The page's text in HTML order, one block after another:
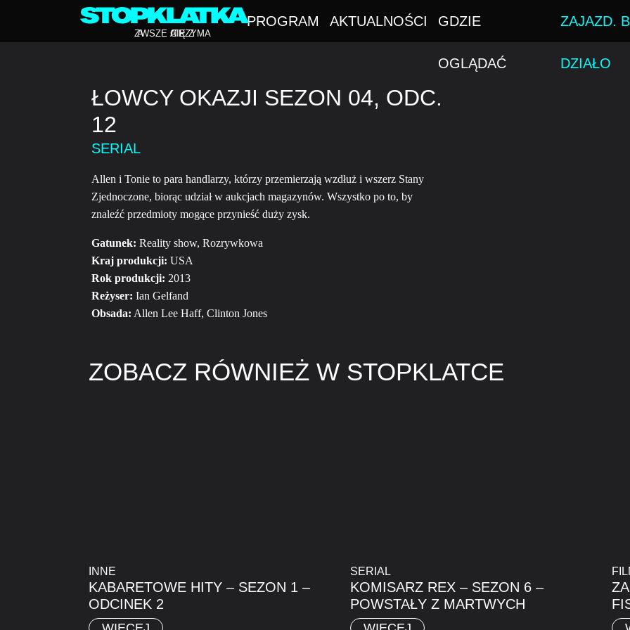
ZAWSZE CIĘ Z
ATRZYMA
PROGRAM AKTUALNOŚCI GDZIE
OGLĄDAĆ
ZAJAZD.
DZIAŁO
ŁOWCY OKAZJI SEZON 04, ODC.
12
SERIAL
Allen i Tonie to para handlarzy, którzy przemierzają wzdłuż i wszerz Stany
Zjednoczone, biorąc udział w aukcjach magazynów. Wszystko po to, by
znaleźć przedmioty mogące przynieść duży zysk.
Gatunek: Reality show, Rozrywkowa
Kraj produkcji: USA
Rok produkcji: 2013
Reżyser: Ian Gelfand
Obsada: Allen Lee Haff, Clinton Jones
ZOBACZ RÓWNIEŻ W STOPKLATCE
INNE
KABARETOWE HITY – SEZON 1 –
ODCINEK 2
SERIAL
KOMISARZ REX – SEZON 6 –
POWSTAŁY Z MARTWYCH